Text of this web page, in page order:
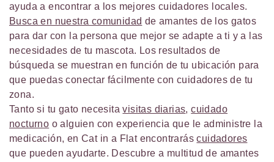
ayuda a encontrar a los mejores cuidadores locales.
Busca en nuestra comunidad de amantes de los gatos
para dar con la persona que mejor se adapte a ti y a las
necesidades de tu mascota. Los resultados de
búsqueda se muestran en función de tu ubicación para
que puedas conectar fácilmente con cuidadores de tu
zona.
Tanto si tu gato necesitavisitas diarias,cuidado
nocturno o alguien con experiencia que le administre la
medicación, en Cat in a Flat encontraráscuidadores
que pueden ayudarte. Descubre a multitud de amantes